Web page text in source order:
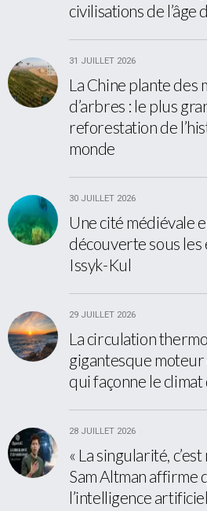
civilisations de l’âge
31 JUILLET 2026
La Chine plante des
d’arbres : le plus
reforestation de
monde
30 JUILLET 2026
Une cité médiévale
découverte sous les
Issyk-Kul
29 JUILLET 2026
La circulation
gigantesque moteur
qui façonne le
28 JUILLET 2026
« La singularité,
Sam Altman affirme
l’intelligence